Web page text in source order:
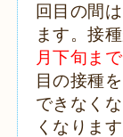
回目の間
ます。接
月下旬まで
目の接種
できなく
くなりま